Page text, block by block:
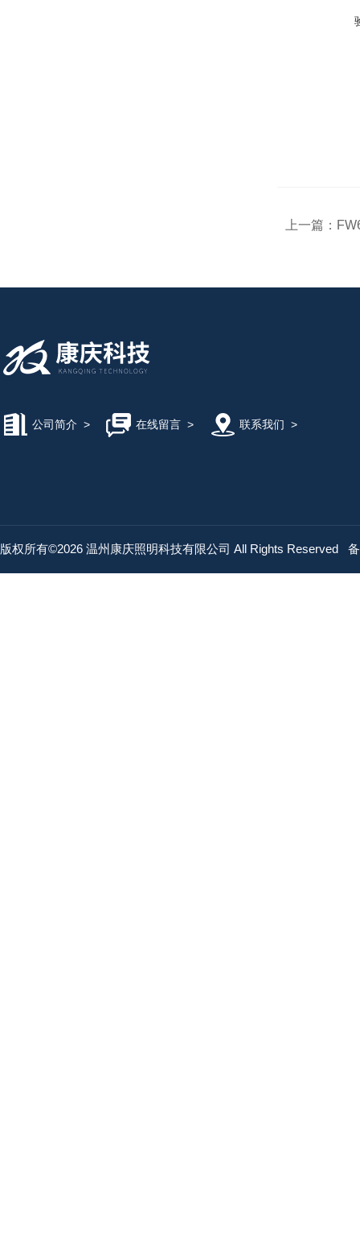
上一篇：
公司简介 > 在线留言> 联系我们 >
版权所有©2026 温州康庆照明科技有限公司 All Rights Reserved